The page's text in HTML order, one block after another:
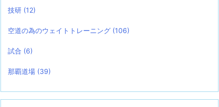
技研 (12)
空道の為のウェイトトレーニング (106)
試合 (6)
那覇道場 (39)